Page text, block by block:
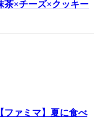
茶×チーズ×クッキー
ファミマ】夏に食べ